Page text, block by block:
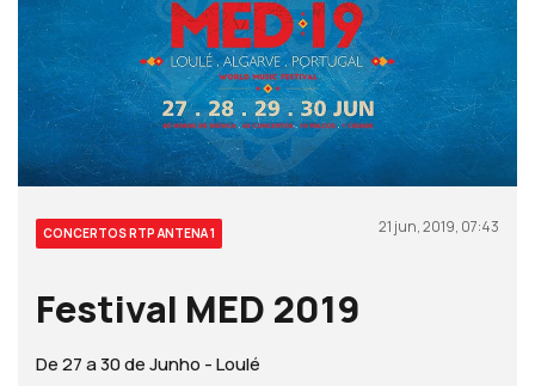
CONCERTOS RTP ANTENA 1 21 jun, 2019, 07:43
Festival MED 2019
De 27 a 30 de Junho - Loulé